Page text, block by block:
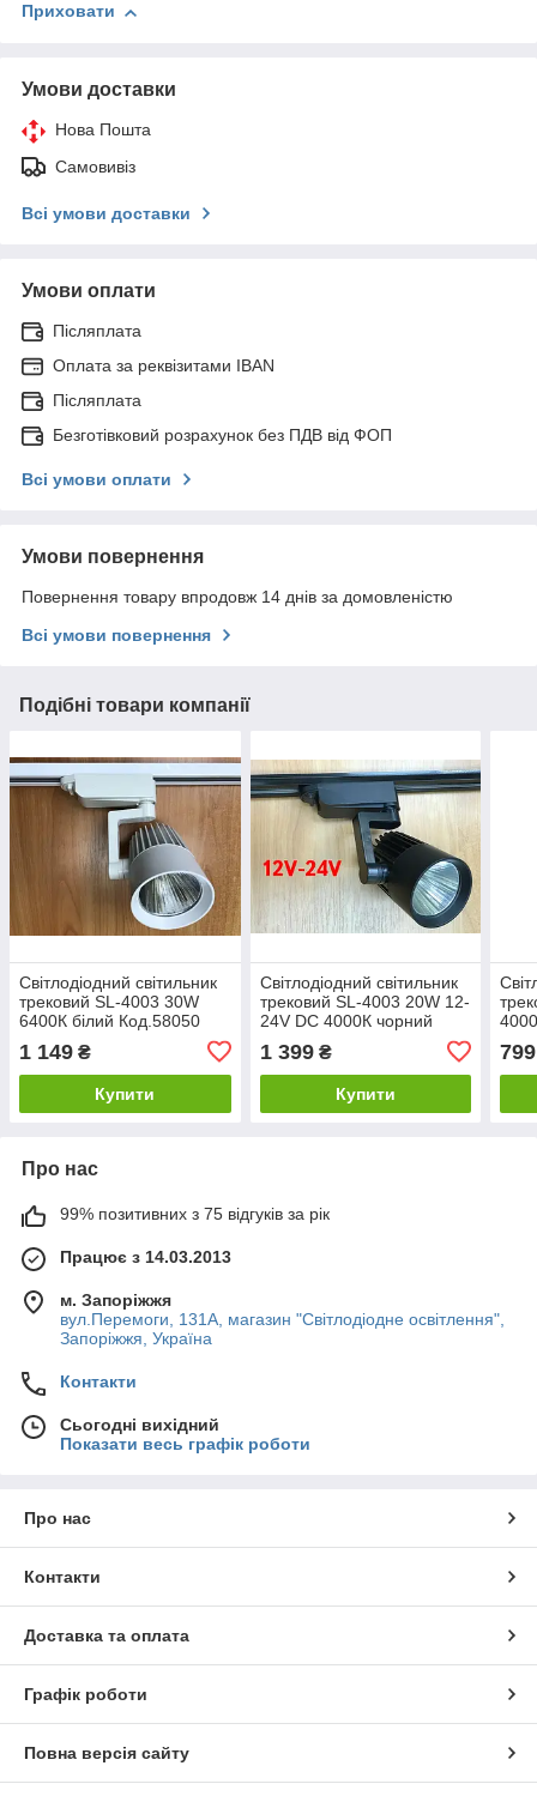
Приховати
Умови доставки
Нова Пошта
Самовивіз
Всі умови доставки
Умови оплати
Післяплата
Оплата за реквізитами IBAN
Післяплата
Безготівковий розрахунок без ПДВ від ФОП
Всі умови оплати
Умови повернення
Повернення товару впродовж 14 днів за домовленістю
Всі умови повернення
Подібні товари компанії
Світлодіодний світильник
трековий SL-4003 30W
6400К білий Код.58050
1 149 ₴
Купити
Світлодіодний світильник
трековий SL-4003 20W 12-
24V DC 4000К чорний
1 399₴
Купити
799
Про нас
99% позитивних з 75 відгуків за рік
Працює з 14.03.2013
м. Запоріжжя
вул.Перемоги, 131А, магазин "Світлодіодне освітлення",
Запоріжжя, Україна
Контакти
Сьогодні вихідний
Показати весь графік роботи
Про нас
Контакти
Доставка та оплата
Графік роботи
Повна версія сайту